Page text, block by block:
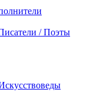
/ Поэты